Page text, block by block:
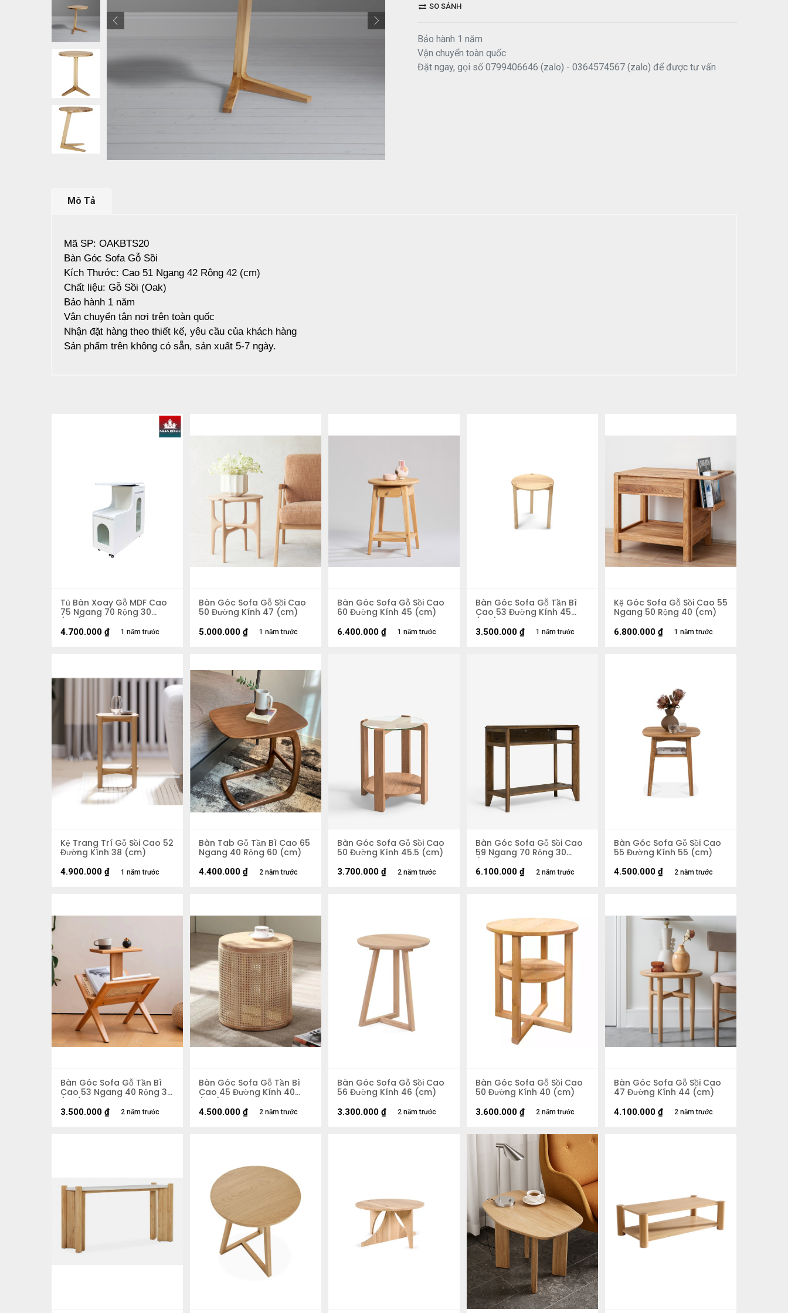
SO SÁNH
Bảo hành 1 năm
Vận chuyển toàn quốc
Đặt ngay, gọi số 0799406646 (zalo) - 0364574567 (zalo) để được tư vấn
Mô Tả
Mã SP: OAKBTS20
Bàn Góc Sofa Gỗ Sồi
Kích Thước: Cao 51 Ngang 42 Rộng 42 (cm)
Chất liệu: Gỗ Sồi (Oak)
Bảo hành 1 năm
Vận chuyển tận nơi trên toàn quốc
Nhận đặt hàng theo thiết kế, yêu cầu của khách hàng
Sản phẩm trên không có sẵn, sản xuất 5-7 ngày.
Tủ Bàn Xoay Gỗ MDF Cao
75 Ngang 70 Rộng 30
(cm)
1 năm trước
4.700.000 ₫
Bàn Góc Sofa Gỗ Sồi Cao
50 Đường Kính 47 (cm)
1 năm trước
5.000.000 ₫
Bàn Góc Sofa Gỗ Sồi Cao
60 Đường Kính 45 (cm)
1 năm trước
6.400.000 ₫
Bàn Góc Sofa Gỗ Tần Bì
Cao 53 Đường Kính 45
(cm)
1 năm trước
3.500.000 ₫
Kệ Góc Sofa Gỗ Sồi Cao 55
Ngang 50 Rộng 40 (cm)
1 năm trước
6.800.000 ₫
Kệ Trang Trí Gỗ Sồi Cao 52
Đường Kính 38 (cm)
1 năm trước
4.900.000 ₫
Bàn Tab Gỗ Tần Bì Cao 65
Ngang 40 Rộng 60 (cm)
2 năm trước
4.400.000 ₫
Bàn Góc Sofa Gỗ Sồi Cao
50 Đường Kính 45.5 (cm)
2 năm trước
3.700.000 ₫
Bàn Góc Sofa Gỗ Sồi Cao
59 Ngang 70 Rộng 30
(cm)
2 năm trước
6.100.000 ₫
Bàn Góc Sofa Gỗ Sồi Cao
55 Đường Kính 55 (cm)
2 năm trước
4.500.000 ₫
Bàn Góc Sofa Gỗ Tần Bì
Cao 53 Ngang 40 Rộng 37
(cm)
2 năm trước
3.500.000 ₫
Bàn Góc Sofa Gỗ Tần Bì
Cao 45 Đường Kính 40
(cm)
2 năm trước
4.500.000 ₫
Bàn Góc Sofa Gỗ Sồi Cao
56 Đường Kính 46 (cm)
2 năm trước
3.300.000 ₫
Bàn Góc Sofa Gỗ Sồi Cao
50 Đường Kính 40 (cm)
2 năm trước
3.600.000 ₫
Bàn Góc Sofa Gỗ Sồi Cao
47 Đường Kính 44 (cm)
2 năm trước
4.100.000 ₫